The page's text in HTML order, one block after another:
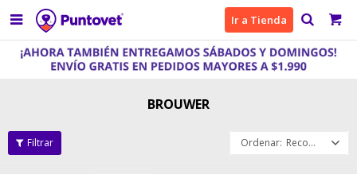
 Ir a Tienda
BROUWER
Recomendados